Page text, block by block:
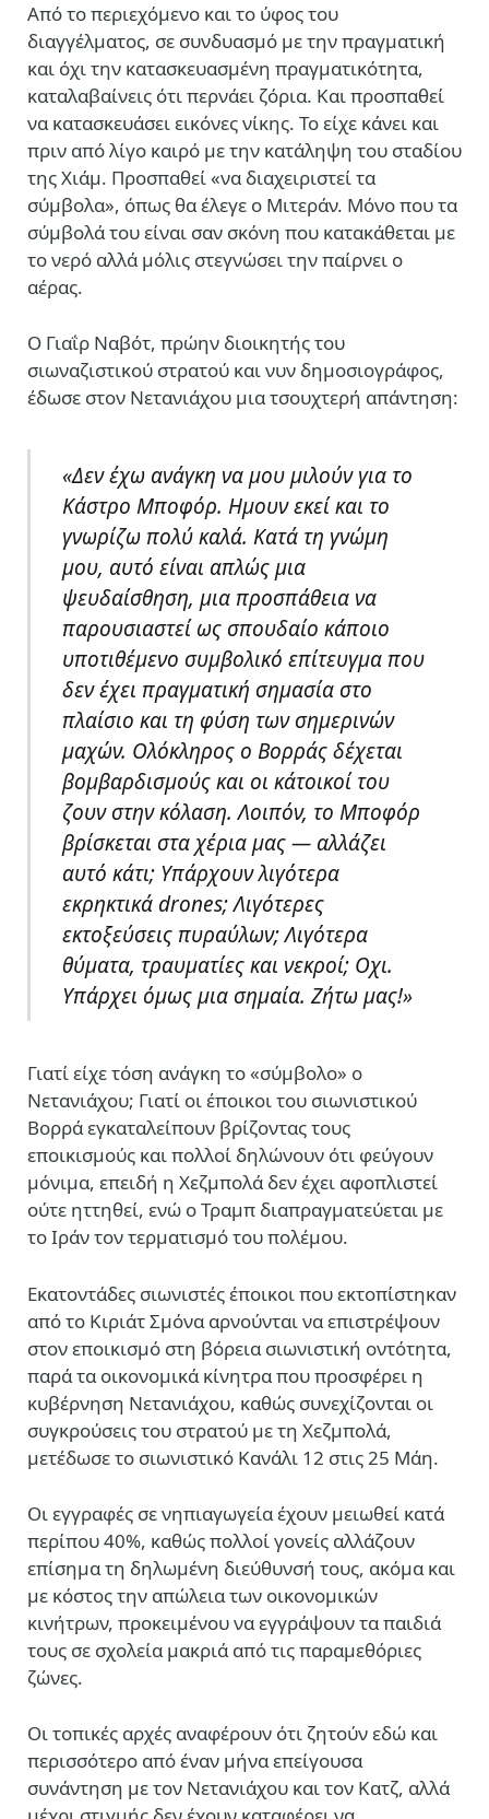
Από το περιεχόμενο και το ύφος του
διαγγέλματος, σε συνδυασμό με την πραγματική
και όχι την κατασκευασμένη πραγματικότητα,
καταλαβαίνεις ότι περνάει ζόρια. Και προσπαθεί
να κατασκευάσει εικόνες νίκης. Το είχε κάνει και
πριν από λίγο καιρό με την κατάληψη του σταδίου
της Χιάμ. Προσπαθεί «να διαχειριστεί τα
σύμβολα», όπως θα έλεγε ο Μιτεράν. Μόνο που τα
σύμβολά του είναι σαν σκόνη που κατακάθεται με
το νερό αλλά μόλις στεγνώσει την παίρνει ο
αέρας.
Ο Γιαΐρ Ναβότ, πρώην διοικητής του
σιωναζιστικού στρατού και νυν δημοσιογράφος,
έδωσε στον Νετανιάχου μια τσουχτερή απάντηση:
«Δεν έχω ανάγκη να μου μιλούν για το
Κάστρο Μποφόρ. Ημουν εκεί και το
γνωρίζω πολύ καλά. Κατά τη γνώμη
μου, αυτό είναι απλώς μια
ψευδαίσθηση, μια προσπάθεια να
παρουσιαστεί ως σπουδαίο κάποιο
υποτιθέμενο συμβολικό επίτευγμα που
δεν έχει πραγματική σημασία στο
πλαίσιο και τη φύση των σημερινών
μαχών. Ολόκληρος ο Βορράς δέχεται
βομβαρδισμούς και οι κάτοικοί του
ζουν στην κόλαση. Λοιπόν, το Μποφόρ
βρίσκεται στα χέρια μας — αλλάζει
αυτό κάτι; Υπάρχουν λιγότερα
εκρηκτικά drones; Λιγότερες
εκτοξεύσεις πυραύλων; Λιγότερα
θύματα, τραυματίες και νεκροί; Οχι.
Υπάρχει όμως μια σημαία. Ζήτω μας!»
Γιατί είχε τόση ανάγκη το «σύμβολο» ο
Νετανιάχου; Γιατί οι έποικοι του σιωνιστικού
Βορρά εγκαταλείπουν βρίζοντας τους
εποικισμούς και πολλοί δηλώνουν ότι φεύγουν
μόνιμα, επειδή η Χεζμπολά δεν έχει αφοπλιστεί
ούτε ηττηθεί, ενώ ο Τραμπ διαπραγματεύεται με
το Ιράν τον τερματισμό του πολέμου.
Εκατοντάδες σιωνιστές έποικοι που εκτοπίστηκαν
από το Κιριάτ Σμόνα αρνούνται να επιστρέψουν
στον εποικισμό στη βόρεια σιωνιστική οντότητα,
παρά τα οικονομικά κίνητρα που προσφέρει η
κυβέρνηση Νετανιάχου, καθώς συνεχίζονται οι
συγκρούσεις του στρατού με τη Χεζμπολά,
μετέδωσε το σιωνιστικό Κανάλι 12 στις 25 Μάη.
Οι εγγραφές σε νηπιαγωγεία έχουν μειωθεί κατά
περίπου 40%, καθώς πολλοί γονείς αλλάζουν
επίσημα τη δηλωμένη διεύθυνσή τους, ακόμα και
με κόστος την απώλεια των οικονομικών
κινήτρων, προκειμένου να εγγράψουν τα παιδιά
τους σε σχολεία μακριά από τις παραμεθόριες
ζώνες.
Οι τοπικές αρχές αναφέρουν ότι ζητούν εδώ και
περισσότερο από έναν μήνα επείγουσα
συνάντηση με τον Νετανιάχου και τον Κατζ, αλλά